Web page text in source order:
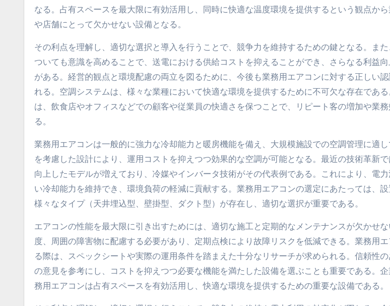
なる。占有スペースを最大限に有効活用し、同時に快適な温度環境を提供するという観点か
や店舗にとって欠かせない設備となる。
その利点を理解し、適切な選択と導入を行うことで、競争力を維持するための鍵となる。ま
ついても意識を高めることで、送電における供給コストを抑えることができ、さらなる利益
がある。経営的観点と環境配慮の両立を図るために、今後も業務用エアコンに対する正しい
れる。空調システムは、様々な業種において快適な環境を提供するために不可欠な存在であ
は、飲食店やオフィスなどでの顧客や従業員の快適さを保つことで、リピート客の増加や業
る。
業務用エアコンは一般的に強力な冷却能力と暖房機能を備え、大規模施設での空調管理に適
を考慮した設計により、運用コストを抑えつつ効果的な空調が可能となる。最近の技術革新
向上したモデルが増えており、冷媒やインバータ技術がその代表例である。これにより、電
い冷却能力を維持でき、環境負荷の軽減に貢献する。業務用エアコンの選定にあたっては、
様々なタイプ（天井埋込型、壁掛型、ダクト型）が存在し、適切な選択が重要である。
エアコンの性能を最大限に引き出すためには、適切な施工と定期的なメンテナンスが欠かせ
度、周囲の障害物に配慮する必要があり、定期点検により故障リスクを低減できる。業務用
る際は、スペックシートや実際の運用条件を踏まえた十分なリサーチが求められる。信頼性
の意見を参考にし、コストを抑えつつ必要な機能を満たした設備を選ぶことも重要である。
務用エアコンは占有スペースを有効活用し、快適な環境を提供するための重要な設備である。